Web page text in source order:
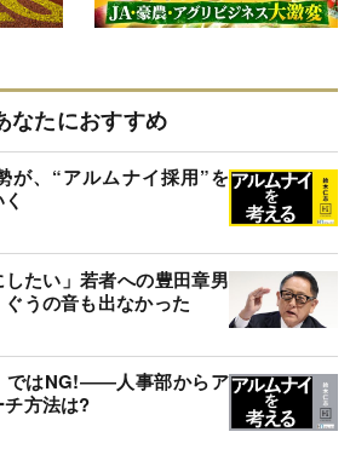
なたにおすすめ
が、“アルムナイ採用”を
したい」若者への豊田章男
うの音も出なかった
ではNG!――人事部からア
方法は?